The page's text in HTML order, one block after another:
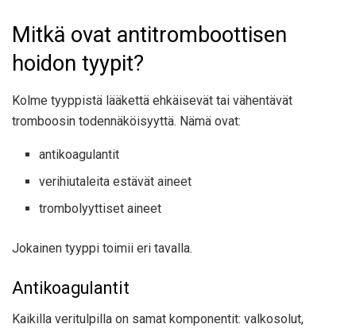
Mitkä ovat antitromboottisen
hoidon tyypit?
Kolme tyyppistä lääkettä ehkäisevät tai vähentävät
tromboosin todennäköisyyttä. Nämä ovat:
antikoagulantit
verihiutaleita estävät aineet
trombolyyttiset aineet
Jokainen tyyppi toimii eri tavalla.
Antikoagulantit
Kaikilla veritulpilla on samat komponentit: valkosolut,